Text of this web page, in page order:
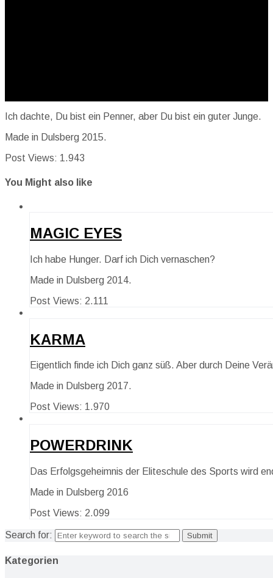
Ich dachte, Du bist ein Penner, aber Du bist ein guter Junge.
Made in Dulsberg 2015.
Post Views: 1.943
You Might also like
MAGIC EYES
Ich habe Hunger. Darf ich Dich vernaschen?
Made in Dulsberg 2014.
Post Views: 2.111
KARMA
Eigentlich finde ich Dich ganz süß. Aber durch Deine
Made in Dulsberg 2017.
Post Views: 1.970
POWERDRINK
Das Erfolgsgeheimnis der Eliteschule des Sports wird
Made in Dulsberg 2016
Post Views: 2.099
Search for:
Kategorien